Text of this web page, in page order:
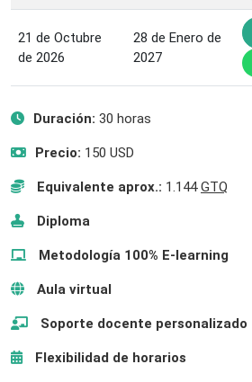
21 de Octubre
de 2026
28 de Enero de
2027
Duración: 30 horas
Precio: 150 USD
Equivalente aprox.: 1.144GTQ
Diploma
Metodología 100% E-learning
Aula virtual
Soporte docente personalizado
Flexibilidad de horarios